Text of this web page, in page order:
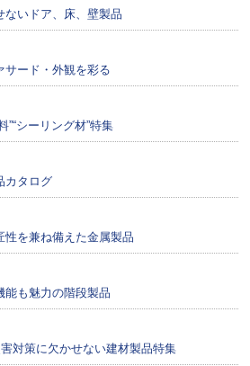
ないドア、床、壁製品
サード・外観を彩る
”“シーリング材”特集
カタログ
を兼ね備えた金属製品
能も魅力の階段製品
対策に欠かせない建材製品特集